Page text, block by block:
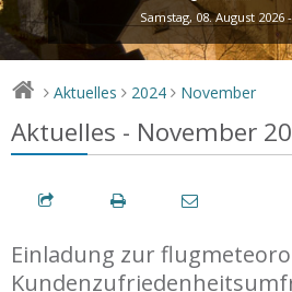
Samstag, 08. August 2026
> Aktuelles > 2024 > November
Aktuelles - November
Einladung zur